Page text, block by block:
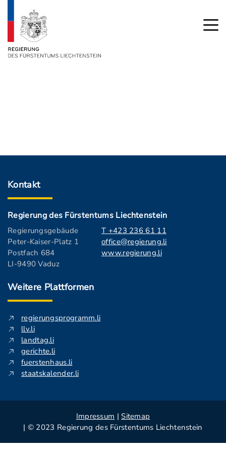
Kontakt
Regierung des Fürstentums Liechtenstein
Regierungsgebäude
Peter-Kaiser-Platz 1
Postfach 684
LI-9490 Vaduz
T +423 236 61 11
office@regierung.li
www.regierung.li
Weitere Plattformen
regierungsprogramm.li
llv.li
landtag.li
gerichte.li
fuerstenhaus.li
staatskalender.li
Impressum | Sitemap
| © 2023 Regierung des Fürstentums Liechtenstein